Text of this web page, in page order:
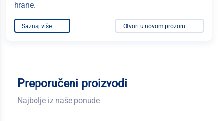
hrane.
Saznaj više Otvori u novom prozoru
Preporučeni proizvodi
Najbolje iz naše ponude